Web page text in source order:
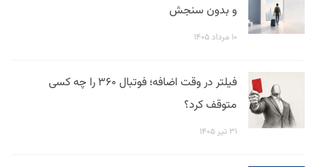
و بدون سنجش
۱۰ مرداد ۱۴۰۵
فیلتر در وقت اضافه؛ فوتبال ۳۶۰ را چه کسی
متوقف کرد؟
۳۱ تیر ۱۴۰۵